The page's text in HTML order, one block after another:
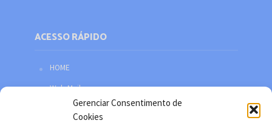
Gerenciar Consentimento de
Cookies
ACESSO RÁPIDO
HOME
Web Mail
Política de privacidade